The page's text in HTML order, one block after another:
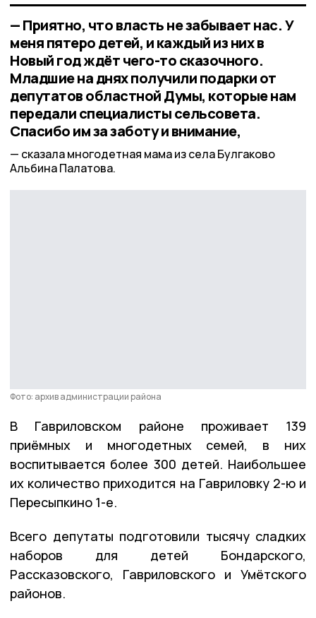
— Приятно, что власть не забывает нас. У
меня пятеро детей, и каждый из них в
Новый год ждёт чего-то сказочного.
Младшие на днях получили подарки от
депутатов областной Думы, которые нам
передали специалисты сельсовета.
Спасибо им за заботу и внимание,
сказала многодетная мама из села Булгаково
Альбина Палатова.
Фото: архив администрации района
В Гавриловском районе проживает 139
приёмных и многодетных семей, в них
воспитывается более 300 детей. Наибольшее
их количество приходится на Гавриловку 2-ю и
Пересыпкино 1-е.
Всего депутаты подготовили тысячу сладких
наборов для детей Бондарского,
Рассказовского, Гавриловского и Умётского
районов.